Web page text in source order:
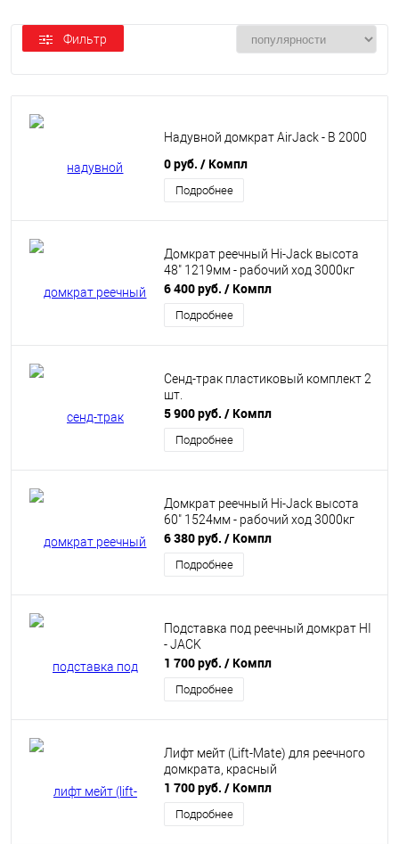
Фильтр
Надувной домкрат AirJack - B 2000
0 руб. / Компл
Подробнее
Домкрат реечный Hi-Jack высота
48" 1219мм - рабочий ход 3000кг
6 400 руб. / Компл
Подробнее
Сенд-трак пластиковый комплект 2
шт.
5 900 руб. / Компл
Подробнее
Домкрат реечный Hi-Jack высота
60" 1524мм - рабочий ход 3000кг
6 380 руб. / Компл
Подробнее
Подставка под реечный домкрат HI
- JACK
1 700 руб. / Компл
Подробнее
Лифт мейт (Lift-Mate) для реечного
домкрата, красный
1 700 руб. / Компл
Подробнее